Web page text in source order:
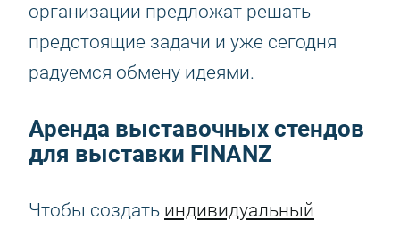
организации предложат решать
предстоящие задачи и уже сегодня
радуемся обмену идеями.
Аренда выставочных стендов
для выставки FINANZ
Чтобы создать индивидуальный